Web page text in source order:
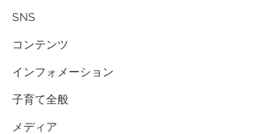
SNS
コンテンツ
インフォメーション
子育て全般
メディア